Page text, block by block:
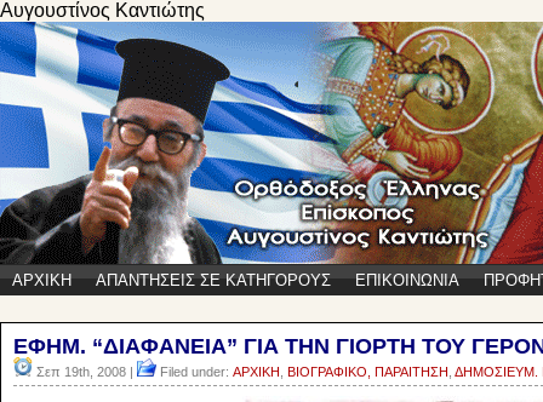
Αυγουστίνος Καντιώτης
ΑΡΧΙΚΗ ΑΠΑΝΤΗΣΕΙΣ ΣΕ ΚΑΤΗΓΟΡΟΥΣ ΕΠΙΚΟΙΝΩΝΙΑ
ΕΦΗΜ. “ΔΙΑΦΑΝΕΙΑ” ΓΙΑ ΤΗΝ ΓΙΟΡΤΗ ΤΟΥ
Σεπ 19th, 2008 | Filed under: ΑΡΧΙΚΗ ΒΙΟΓΡΑΦΙΚΟ, ΠΑΡΑΙΤΗΣΗ